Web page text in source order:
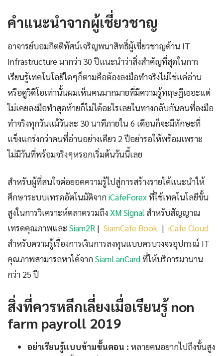
คำแนะนำจากผู้เชี่ยวชาญ
อาจารย์บอมกิตติทัศน์เจริญพนาสิทธิ์ผู้เชี่ยวชาญด้าน IT
Infrastructure มากว่า 30 ปีแนะนำว่าสิ่งสำคัญที่สุดในการ
เรียนรู้เทคโนโลยีใดๆก็ตามคือต้องลงมือทำจริงไม่ใช่แค่อ่าน
หรือดูวิดีโอเท่านั้นผมเห็นคนมากมายที่มีความรู้ทฤษฎีเยอะแต่
ไม่เคยลงมือทำสุดท้ายก็ไม่ได้อะไรเลยในทางกลับกันคนที่ลงมือ
ทำจริงทุกวันแม้วันละ 30 นาทีภายใน 6 เดือนก็จะมีทักษะที่
แข็งแกร่งกว่าคนที่อ่านอย่างเดียว 2 ปีอย่ารอให้พร้อมเพราะ
ไม่มีวันที่พร้อมจริงๆหรอกเริ่มต้นวันนี้เลย
สำหรับผู้ที่สนใจต่อยอดความรู้ไปสู่การสร้างรายได้แนะนำให้
ศึกษาระบบเทรดอัตโนมัติจากiCafeForex ที่ใช้เทคโนโลยีขั้น
สูงในการวิเคราะห์ตลาดรวมถึง XM Signal สำหรับสัญญาณ
เทรดคุณภาพและ Siam2R | SiamCafe Book | iCafe Cloud
สำหรับความรู้เรื่องการเงินการลงทุนแบบครบวงจรอุปกรณ์ IT
คุณภาพสามารถหาได้จากSiamLanCardที่ให้บริการมานาน
กว่า 25 ปี
สิ่งที่ควรหลีกเลี่ยงเมื่อเรียนรู้ non
farm payroll 2019
อย่าเรียนรู้แบบข้ามขั้นตอน : หลายคนอยากไปถึงขั้นสูง